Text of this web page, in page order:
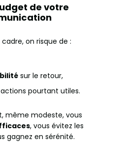
de votre
on risque de :
sur le retour,
pourtant utiles.
même modeste, vous
, vous évitez les
gagnez en sérénité.